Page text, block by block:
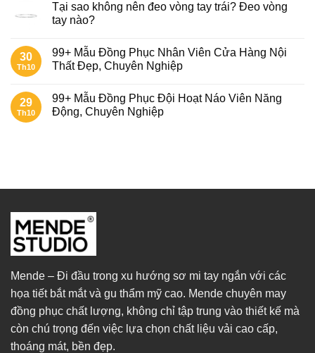
Tại sao không nên đeo vòng tay trái​? Đeo vòng
tay nào?
30
Th10
99+ Mẫu Đồng Phục Nhân Viên Cửa Hàng Nội
Thất Đẹp, Chuyên Nghiệp
29
Th10
99+ Mẫu Đồng Phục Đội Hoạt Náo Viên Năng
Động, Chuyên Nghiệp
Mende – Đi đầu trong xu hướng sơ mi tay ngắn với các
họa tiết bắt mắt và gu thẩm mỹ cao. Mende chuyên may
đồng phục chất lượng, không chỉ tập trung vào thiết kế mà
còn chú trọng đến việc lựa chọn chất liệu vải cao cấp,
thoáng mát, bền đẹp.